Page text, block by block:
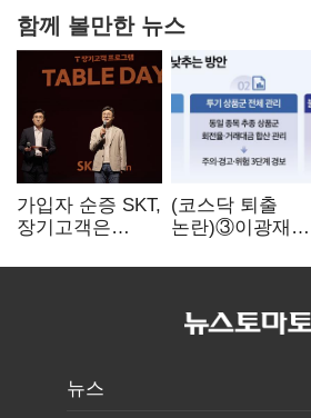
함께 볼만한 뉴스
가입자 순증 SKT,
장기고객은
챙긴다
(코스닥 퇴출
논란)③이광재
자동차 없애지는
뉴스